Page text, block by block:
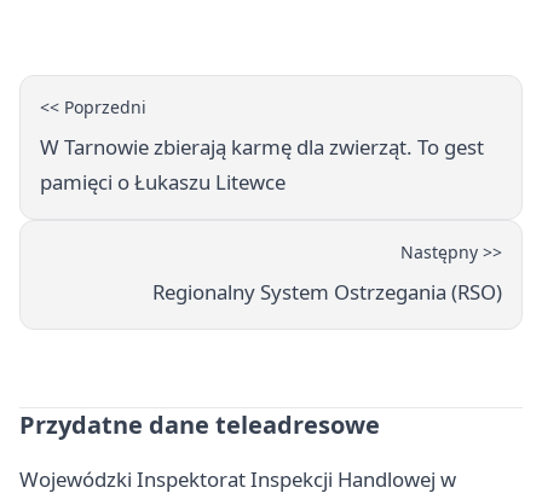
<< Poprzedni
W Tarnowie zbierają karmę dla zwierząt. To gest
pamięci o Łukaszu Litewce
Następny >>
Regionalny System Ostrzegania (RSO)
Przydatne dane teleadresowe
Wojewódzki Inspektorat Inspekcji Handlowej w